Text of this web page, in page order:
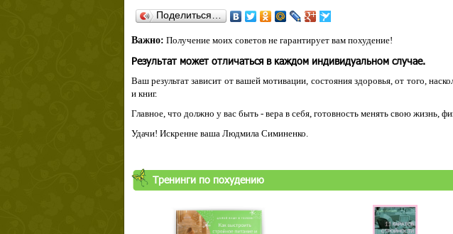
Поделиться…
Важно: Получение моих советов не гарантирует вам похудение!
Результат может отличаться в каждом индивидуальном случае.
Ваш результат зависит от вашей мотивации, состояния здоровья, от того,
и книг.
Главное, что должно у вас быть - вера в себя, готовность менять свою жизнь,
Удачи! Искренне ваша Людмила Симиненко.
Тренинги по похудению